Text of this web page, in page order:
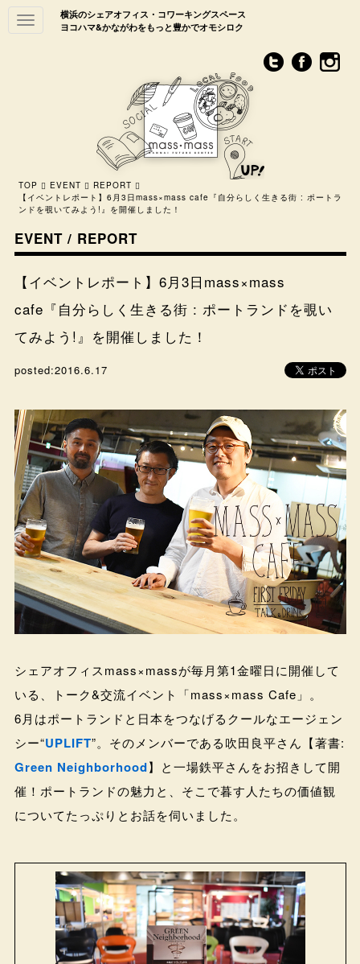
横浜のシェアオフィス・コワーキングスペース
ヨコハマ&かながわをもっと豊かでオモシロク
Toggle
navigation
TOP EVENT
REPORT
【イベントレポート】6月3日mass×mass cafe『自分らしく生きる街 : ポートラ
ンドを覗いてみよう!』を開催しました！
EVENT / REPORT
【イベントレポート】6月3日mass×mass
cafe『自分らしく生きる街 : ポートランドを覗い
てみよう!』を開催しました！
posted:2016.6.17
シェアオフィスmass×massが毎月第1金曜日に開催して
いる、トーク&交流イベント「mass×mass Cafe」。
6月はポートランドと日本をつなげるクールなエージェン
シー“UPLIFT”。そのメンバーである吹田良平さん【著書:
Green Neighborhood】と一場鉄平さんをお招きして開
催！ポートランドの魅力と、そこで暮す人たちの価値観
についてたっぷりとお話を伺いました。